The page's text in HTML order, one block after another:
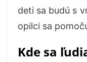
deti sa budú s
opilci sa
Kde sa